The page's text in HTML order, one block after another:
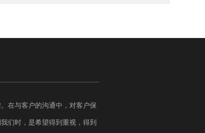
在与客户的沟通中，对客户保
们时，是希望得到重视，得到